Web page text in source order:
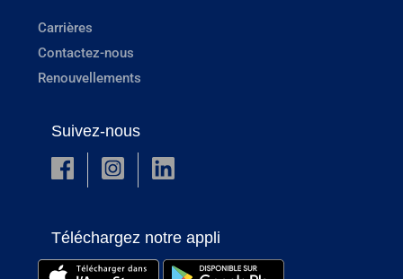
Carrières
Contactez-nous
Renouvellements
Suivez-nous
Téléchargez notre appli